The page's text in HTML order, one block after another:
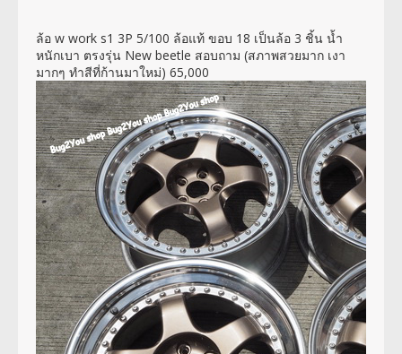
ล้อ w work s1 3P 5/100 ล้อแท้ ขอบ 18 เป็นล้อ 3 ชิ้น น้ำ
หนักเบา ตรงรุ่น New beetle สอบถาม (สภาพสวยมาก เงา
มากๆ ทำสีที่ก้านมาใหม่) 65,000